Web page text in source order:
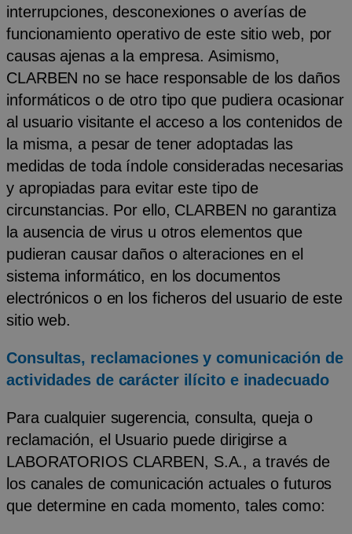
interrupciones, desconexiones o averías de
funcionamiento operativo de este sitio web, por
causas ajenas a la empresa. Asimismo,
CLARBEN no se hace responsable de los daños
informáticos o de otro tipo que pudiera ocasionar
al usuario visitante el acceso a los contenidos de
la misma, a pesar de tener adoptadas las
medidas de toda índole consideradas necesarias
y apropiadas para evitar este tipo de
circunstancias. Por ello, CLARBEN no garantiza
la ausencia de virus u otros elementos que
pudieran causar daños o alteraciones en el
sistema informático, en los documentos
electrónicos o en los ficheros del usuario de este
sitio web.
Consultas, reclamaciones y comunicación de
actividades de carácter ilícito e inadecuado
Para cualquier sugerencia, consulta, queja o
reclamación, el Usuario puede dirigirse a
LABORATORIOS CLARBEN, S.A., a través de
los canales de comunicación actuales o futuros
que determine en cada momento, tales como: